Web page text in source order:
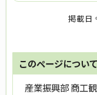
掲載日
このページについ
産業振興部 商工